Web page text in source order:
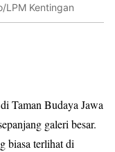
LPM Kentingan
Taman Budaya Jawa
galeri besar.
biasa terlihat di